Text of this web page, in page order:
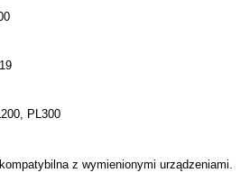
PL300
z wymienionymi urządzeniami.